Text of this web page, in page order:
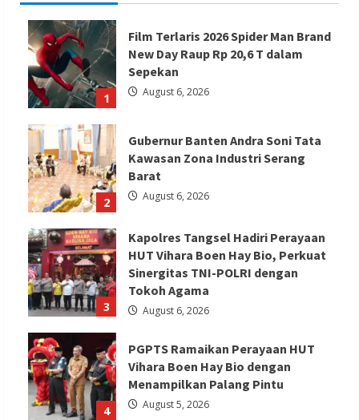
1
Film Terlaris 2026 Spider Man Brand
New Day Raup Rp 20,6 T dalam
Sepekan
August 6, 2026
2
Gubernur Banten Andra Soni Tata
Kawasan Zona Industri Serang
Barat
August 6, 2026
3
Kapolres Tangsel Hadiri Perayaan
HUT Vihara Boen Hay Bio, Perkuat
Sinergitas TNI-POLRI dengan
Tokoh Agama
August 6, 2026
4
PGPTS Ramaikan Perayaan HUT
Vihara Boen Hay Bio dengan
Menampilkan Palang Pintu
August 5, 2026